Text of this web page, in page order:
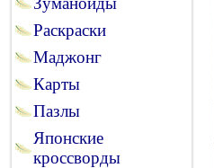
Раскраски
Маджонг
Карты
Пазлы
Японские
кроссворды